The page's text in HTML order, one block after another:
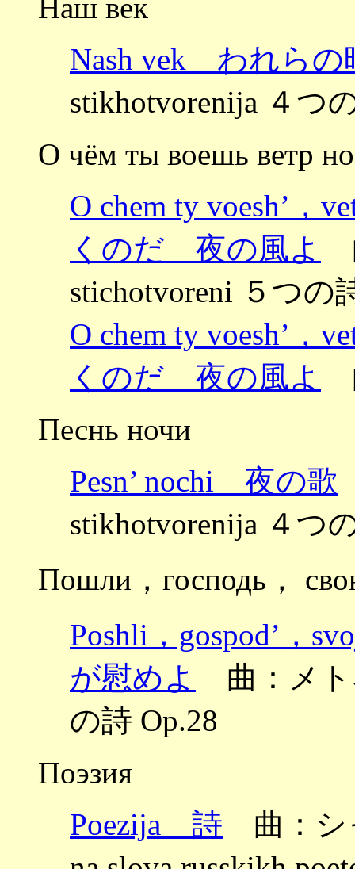
Наш век
Nash vek われらの
stikhotvorenija ４つ
О чём ты воешь ветр
O chem ty voesh’
くのだ 夜の風よ
stichotvoreni ５つの
O chem ty voesh’
くのだ 夜の風よ
Песнь ночи
Pesn’ nochi 夜の歌
stikhotvorenija ４つ
Пошли，господь，
Poshli，gospod’
が慰めよ
曲：メト
の詩 Op.28
Поэзия
Poezija 詩 曲：シ